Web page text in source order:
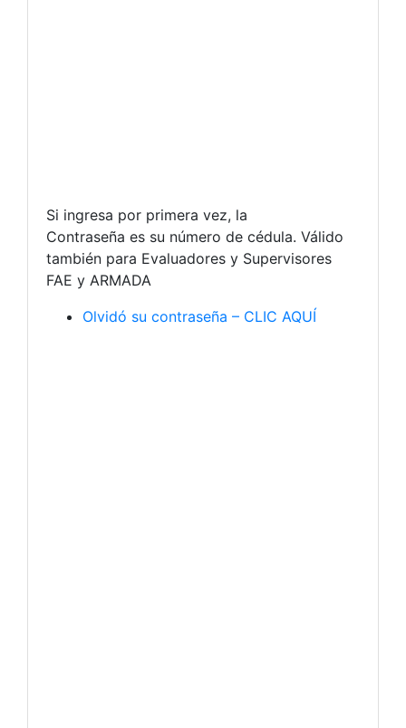
Si ingresa por primera vez, la
Contraseña es su número de cédula. Válido
también para Evaluadores y Supervisores
FAE y ARMADA
Olvidó su contraseña – CLIC AQUÍ